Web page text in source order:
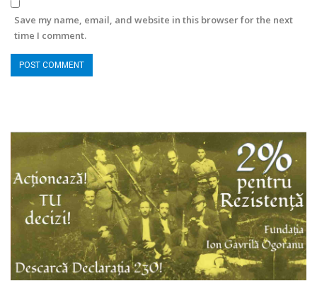
Save my name, email, and website in this browser for the next
time I comment.